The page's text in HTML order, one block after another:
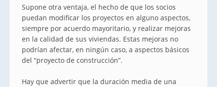
Supone otra ventaja, el hecho de que los socios
puedan modificar los proyectos en alguno aspectos,
siempre por acuerdo mayoritario, y realizar mejoras
en la calidad de sus viviendas. Estas mejoras no
podrían afectar, en ningún caso, a aspectos básicos
del “proyecto de construcción”.
Hay que advertir que la duración media de una